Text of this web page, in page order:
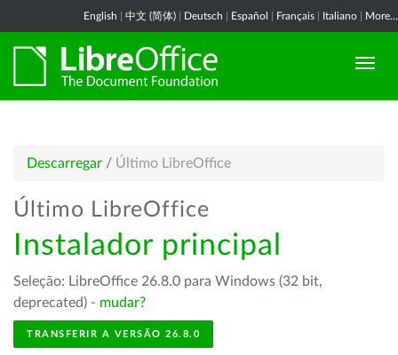
English 中文 (简体) Deutsch Español Français Italiano More...
Descarregar / Último LibreOffice
Último LibreOffice
Instalador principal
Seleção: LibreOffice 26.8.0 para Windows (32 bit,
deprecated) - mudar?
TRANSFERIR A VERSÃO 26.8.0